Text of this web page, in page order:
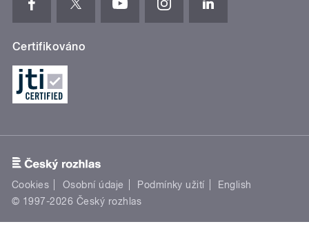
Certifikováno
Cookies Osobní údaje Podmínky užití
English
© 1997-2026 Český rozhlas